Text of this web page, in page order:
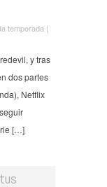
temporada |
y tras
dos partes
Netflix
[…]